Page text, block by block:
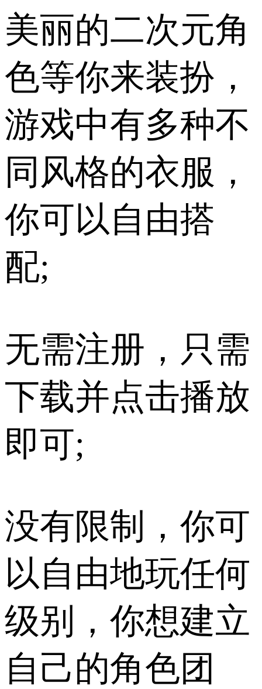
美丽的二次元角
色等你来装扮，
游戏中有多种不
同风格的衣服，
你可以自由搭
配;
无需注册，只需
下载并点击播放
即可;
没有限制，你可
以自由地玩任何
级别，你想建立
自己的角色团